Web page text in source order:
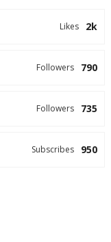
2k
Likes
790
Followers
735
Followers
950
Subscribes